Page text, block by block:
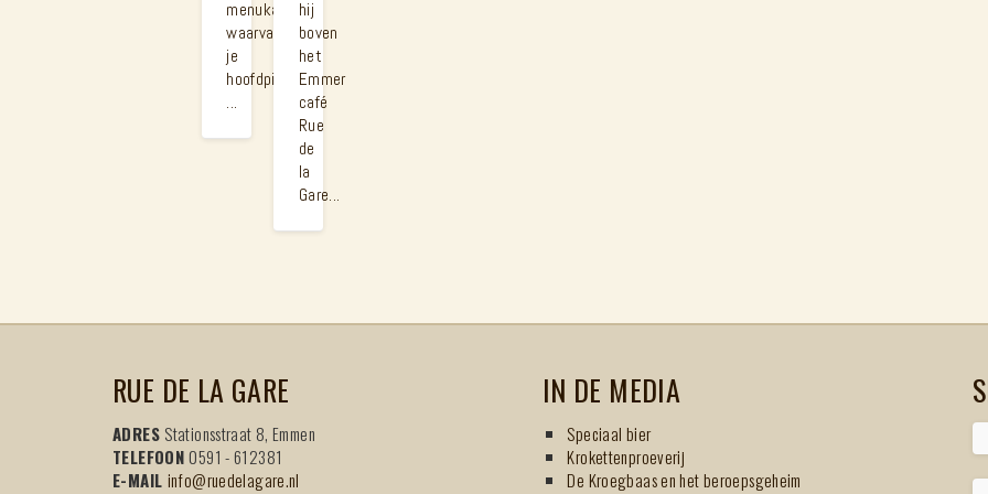
menukaarten
waarvan
je
hoofdpijn
hij
boven
het
Emmer
café
Rue
de
la
Gare...
RUE DE LA GARE
ADRES Stationsstraat 8, Emmen
TELEFOON0591 - 612381
E-MAIL info@ruedelagare.nl
IN DE MEDIA
Speciaal bier
Krokettenproeverij
De Kroegbaas en het beroepsgeheim